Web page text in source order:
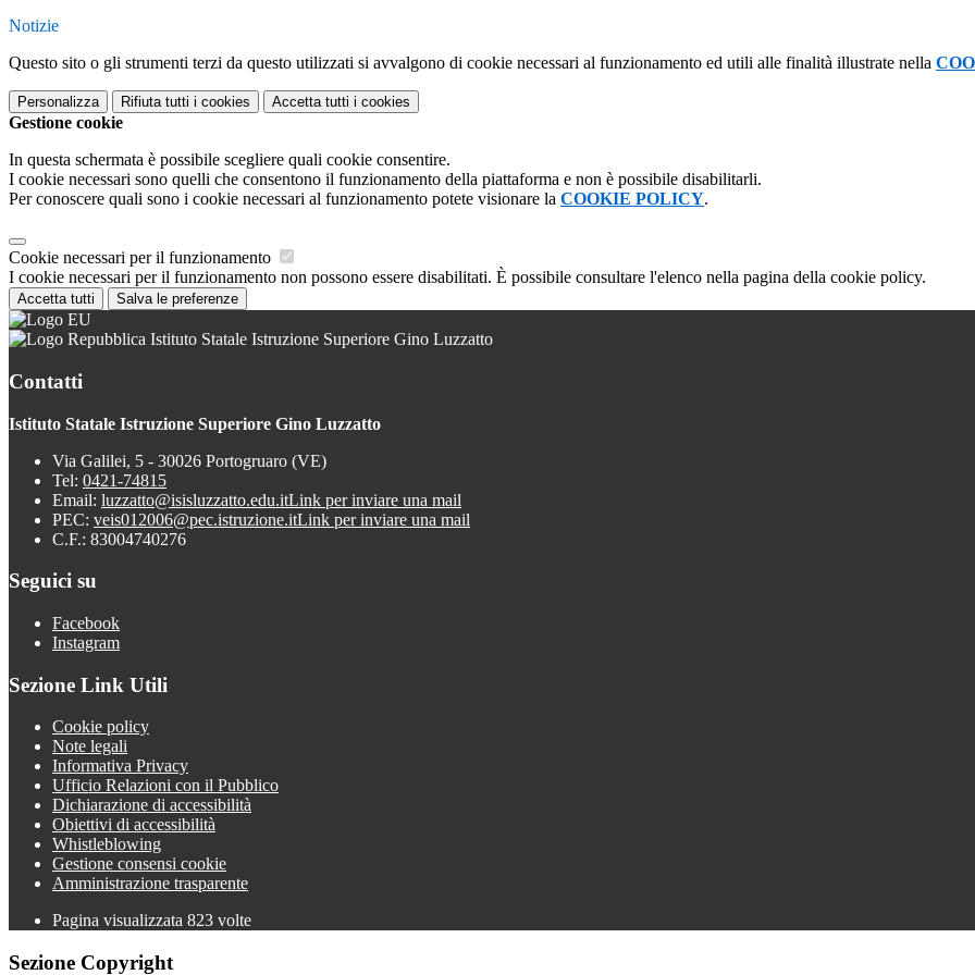
Notizie
Questo sito o gli strumenti terzi da questo utilizzati si avvalgono di cookie necessari al funzionamento ed utili alle finalità illustrate nella
Personalizza Rifiuta tutti i cookies Accetta tutti i cookies
Gestione cookie
In questa schermata è possibile scegliere quali cookie consentire.
I cookie necessari sono quelli che consentono il funzionamento della piattaforma e non è possibile disabilitarli.
Per conoscere quali sono i cookie necessari al funzionamento potete visionare la COOKIE POLICY.
Cookie necessari per il funzionamento
I cookie necessari per il funzionamento non possono essere disabilitati. È possibile consultare l'elenco nella pagina della cookie policy.
Accetta tutti Salva le preferenze
Istituto Statale Istruzione Superiore Gino Luzzatto
Contatti
Istituto Statale Istruzione Superiore Gino Luzzatto
Via Galilei, 5 - 30026 Portogruaro (VE)
Tel: 0421-74815
Email: luzzatto@isisluzzatto.edu.itLink per inviare una mail
PEC: veis012006@pec.istruzione.itLink per inviare una mail
C.F.: 83004740276
Seguici su
Facebook
Instagram
Sezione Link Utili
Cookie policy
Note legali
Informativa Privacy
Ufficio Relazioni con il Pubblico
Dichiarazione di accessibilità
Obiettivi di accessibilità
Whistleblowing
Gestione consensi cookie
Amministrazione trasparente
Pagina visualizzata 823 volte
Sezione Copyright